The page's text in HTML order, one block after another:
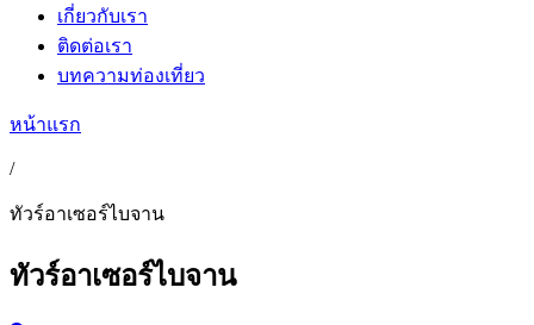
เกี่ยวกับเรา
ติดต่อเรา
บทความท่องเที่ยว
หน้าแรก
/
ทัวร์อาเซอร์ไบจาน
ทัวร์อาเซอร์ไบจาน